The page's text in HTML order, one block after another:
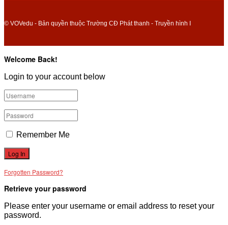
© VOVedu - Bản quyền thuộc Trường CĐ Phát thanh - Truyền hình I
Welcome Back!
Login to your account below
Remember Me
Forgotten Password?
Retrieve your password
Please enter your username or email address to reset your
password.